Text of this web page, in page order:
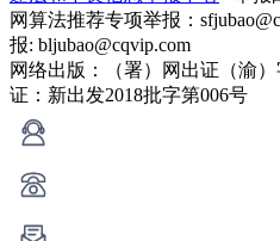
网算法推荐专项举报：
报: bljubao@cqvip.com
网络出版：（署）网出证（渝
证：新出发2018批字第006号